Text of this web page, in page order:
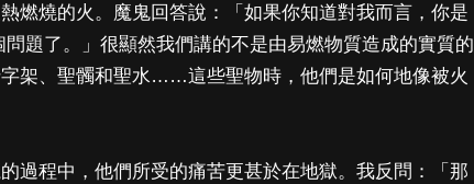
燃燒的火。魔鬼回答說：「如果你知道對我而言，你是
題了。」很顯然我們講的不是由易燃物質造成的實質的
架、聖髑和聖水……這些聖物時，他們是如何地像被火
過程中，他們所受的痛苦更甚於在地獄。我反問：「那